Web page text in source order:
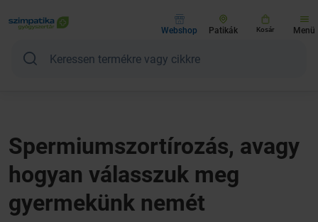
Webshop Patikák Kosár Menü
Spermiumszortírozás, avagy
hogyan válasszuk meg
gyermekünk nemét